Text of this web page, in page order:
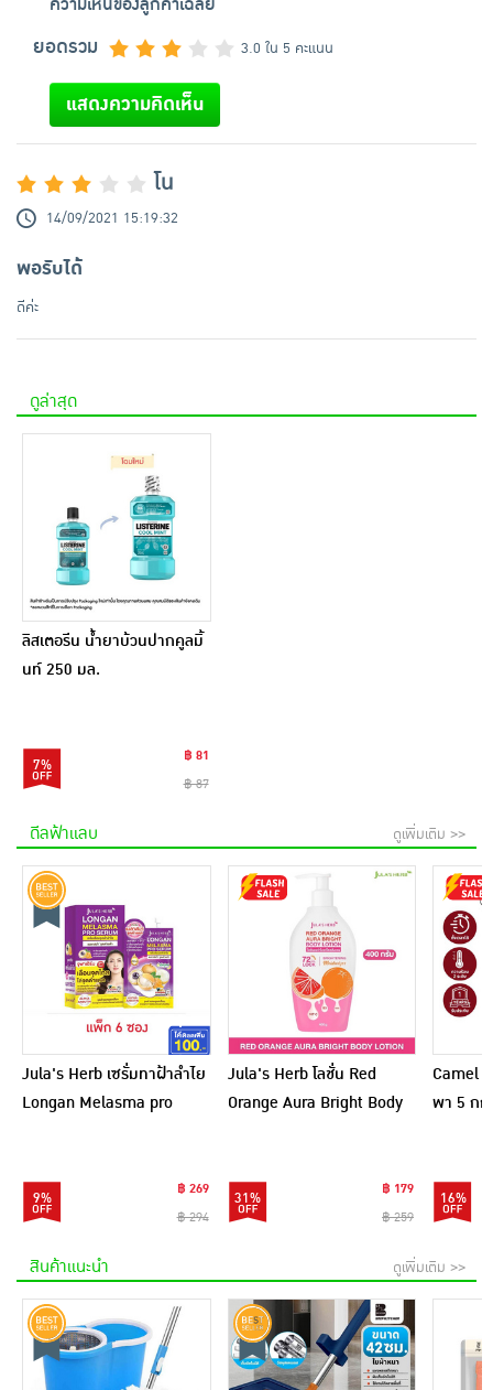
ยอดรวม 3.0 ใน 5 คะแนน
แสดงความคิดเห็น
โน
14/09/2021 15:19:32
พอรับได้
ดีค่ะ
ดูล่าสุด
ลิสเตอรีน น้ำยาบ้วนปากคูลมิ้
นท์ 250 มล.
7%
฿ 81
฿ 87
ดีลฟ้าแลบ ดูเพิ่มเติม >>
Jula's Herb เซรั่มทาฝ้าลำไย
Longan Melasma pro
9%
฿ 269
฿ 294
Jula's Herb โลชั่น Red
Orange Aura Bright Body
31%
฿ 179
฿ 259
Camel
พา 5 กก
16%
สินค้าแนะนำ ดูเพิ่มเติม >>